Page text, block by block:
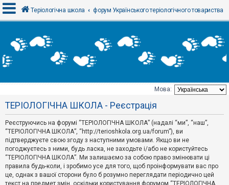
х
і
Т
е
м
и
б
е
з
в
і
д
п
о
Теріологічна школа форум Українського теріологічного товариства
Мова:
ТЕРІОЛОГІЧНА ШКОЛА - Реєстрація
Реєструючись на форумі “ТЕРІОЛОГІЧНА ШКОЛА” (надалі “ми”, “наш”,
“ТЕРІОЛОГІЧНА ШКОЛА”, “http://terioshkola.org.ua/forum”), ви
підтверджуєте свою згоду з наступними умовами. Якщо ви не
погоджуєтесь з ними, будь ласка, не заходьте і/або не користуйтесь
“ТЕРІОЛОГІЧНА ШКОЛА”. Ми залишаємо за собою право змінювати ці
правила будь-коли, і зробимо усе для того, щоб проінформувати вас про
це, однак з вашої сторони було б розумно переглядати періодично цей